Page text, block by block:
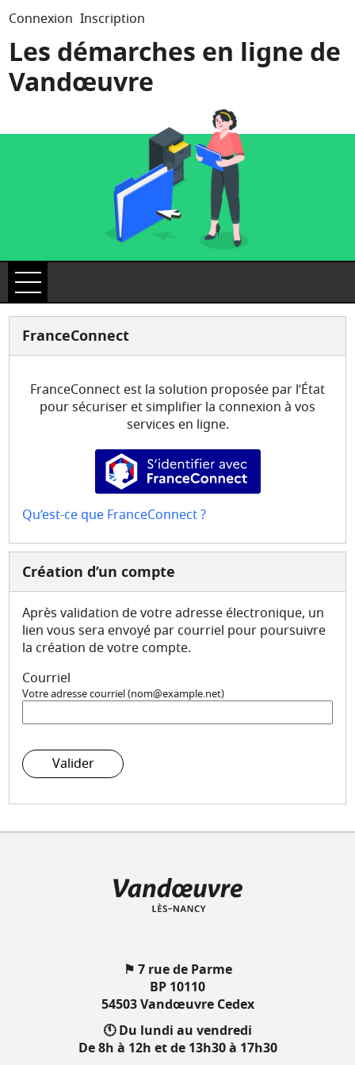
Les démarches en ligne de
Vandœuvre
Connexion Inscription
Ouvrir le menu
Accueil
Mes demandes
Mon compte
FranceConnect
FranceConnect est la solution proposée par l’État
pour sécuriser et simplifier la connexion à vos
services en ligne.
S’identifier avec
Qu’est-ce que FranceConnect ?
Création d’un compte
Après validation de votre adresse électronique, un
lien vous sera envoyé par courriel pour poursuivre
la création de votre compte.
Courriel
Votre adresse courriel (nom@example.net)
Valider
⚑ 7 rue de Parme
BP 10110
54503 Vandœuvre Cedex
🕚 Du lundi au vendredi
De 8h à 12h et de 13h30 à 17h30